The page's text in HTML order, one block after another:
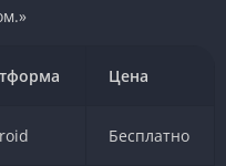
Цена
Бесплатно